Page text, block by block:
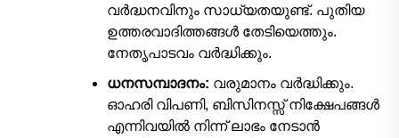
വർദ്ധനവിനും സാധ്യതയുണ്ട്. പുതിയ
ഉത്തരവാദിത്തങ്ങൾ തേടിയെത്തും.
നേതൃപാടവം വർദ്ധിക്കും.
ധനസമ്പാദനം: വരുമാനം വർദ്ധിക്കും.
ഓഹരി വിപണി, ബിസിനസ്സ് നിക്ഷേപങ്ങൾ
എന്നിവയിൽ നിന്ന് ലാഭം നേടാൻ